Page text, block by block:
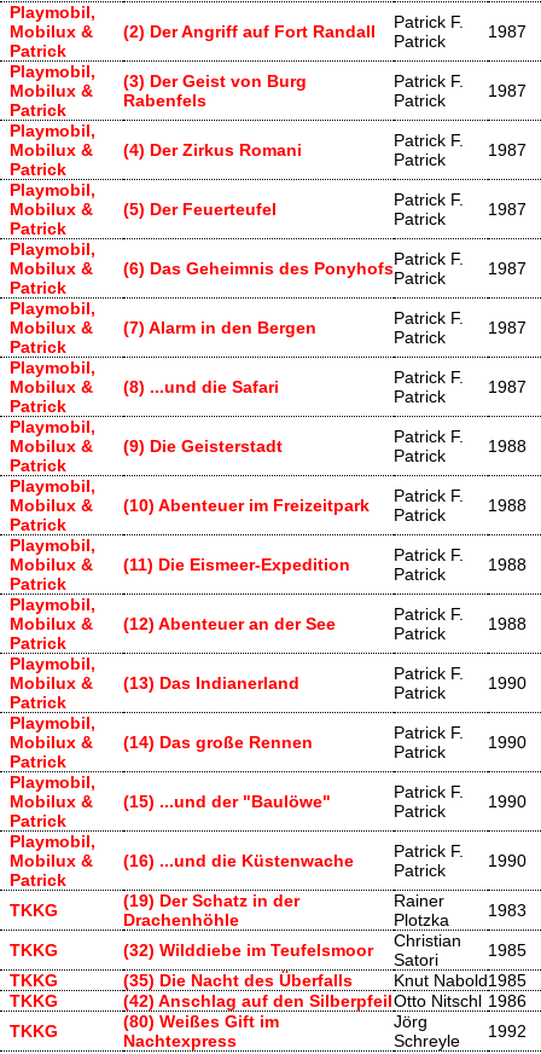
Playmobil,
Mobilux &
Patrick
(2) Der Angriff auf Fort Randall
Patrick F.
Patrick
1987
Playmobil,
Mobilux &
Patrick
(3) Der Geist von Burg
Rabenfels
Patrick F.
Patrick
1987
Playmobil,
Mobilux &
Patrick
(4) Der Zirkus Romani
Patrick F.
Patrick
1987
Playmobil,
Mobilux &
Patrick
(5) Der Feuerteufel
Patrick F.
Patrick
1987
Playmobil,
Mobilux &
Patrick
(6) Das Geheimnis des PonyhofsPatrick F.
Patrick
1987
Playmobil,
Mobilux &
Patrick
(7) Alarm in den Bergen
Patrick F.
Patrick
1987
Playmobil,
Mobilux &
Patrick
(8) ...und die Safari
Patrick F.
Patrick
1987
Playmobil,
Mobilux &
Patrick
(9) Die Geisterstadt
Patrick F.
Patrick
1988
Playmobil,
Mobilux &
Patrick
(10) Abenteuer im Freizeitpark
Patrick F.
Patrick
1988
Playmobil,
Mobilux &
Patrick
(11) Die Eismeer-Expedition
Patrick F.
Patrick
1988
Playmobil,
Mobilux &
Patrick
(12) Abenteuer an der See
Patrick F.
Patrick
1988
Playmobil,
Mobilux &
Patrick
(13) Das Indianerland
Patrick F.
Patrick
1990
Playmobil,
Mobilux &
Patrick
(14) Das große Rennen
Patrick F.
Patrick
1990
Playmobil,
Mobilux &
Patrick
(15) ...und der "Baulöwe"
Patrick F.
Patrick
1990
Playmobil,
Mobilux &
Patrick
(16) ...und die Küstenwache
Patrick F.
Patrick
1990
TKKG
(19) Der Schatz in der
Drachenhöhle
Rainer
Plotzka
1983
TKKG (32) Wilddiebe im Teufelsmoor
Christian
Satori
1985
TKKG
(35) Die Nacht des Überfalls Knut Nabold1985
TKKG
(42) Anschlag auf den SilberpfeilOtto Nitschl 1986
TKKG
(80) Weißes Gift im
Nachtexpress
Jörg
Schreyle
1992